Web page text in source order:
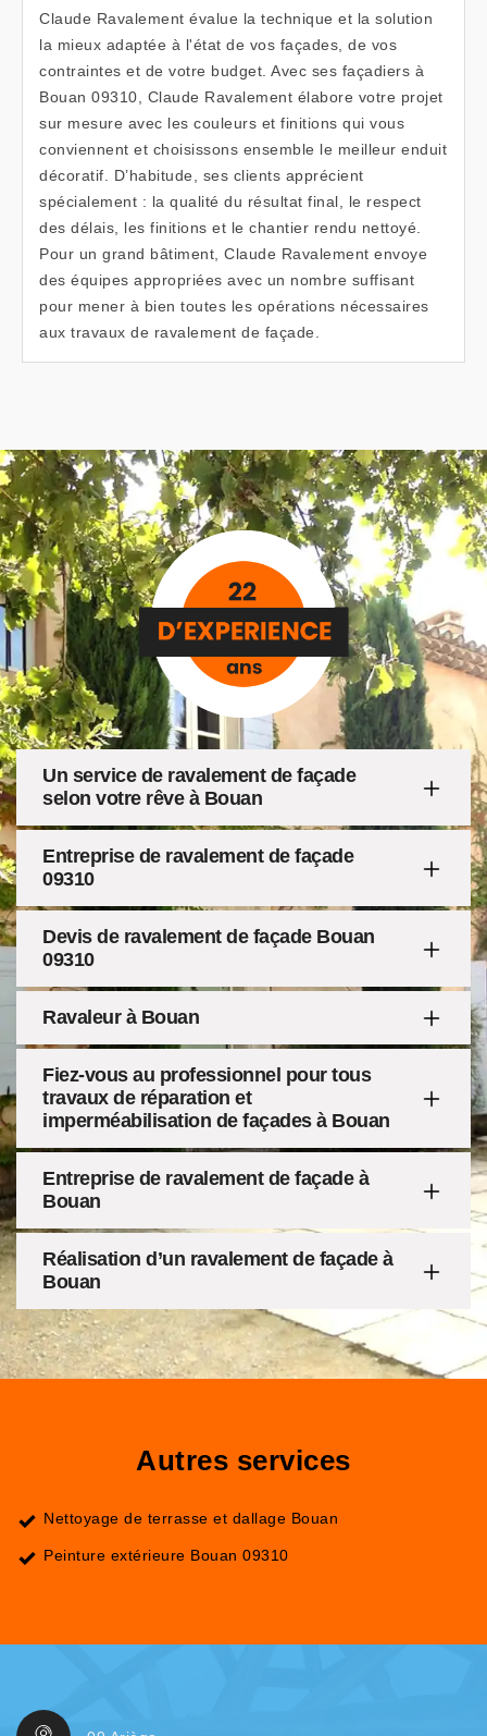
Claude Ravalement évalue la technique et la solution
la mieux adaptée à l'état de vos façades, de vos
contraintes et de votre budget. Avec ses façadiers à
Bouan 09310, Claude Ravalement élabore votre projet
sur mesure avec les couleurs et finitions qui vous
conviennent et choisissons ensemble le meilleur enduit
décoratif. D’habitude, ses clients apprécient
spécialement : la qualité du résultat final, le respect
des délais, les finitions et le chantier rendu nettoyé.
Pour un grand bâtiment, Claude Ravalement envoye
des équipes appropriées avec un nombre suffisant
pour mener à bien toutes les opérations nécessaires
aux travaux de ravalement de façade.
Un service de ravalement de façade
selon votre rêve à Bouan
Entreprise de ravalement de façade
09310
Devis de ravalement de façade Bouan
09310
Ravaleur à Bouan
Fiez-vous au professionnel pour tous
travaux de réparation et
imperméabilisation de façades à Bouan
Entreprise de ravalement de façade à
Bouan
Réalisation d’un ravalement de façade à
Bouan
Autres services
Nettoyage de terrasse et dallage Bouan
Peinture extérieure Bouan 09310